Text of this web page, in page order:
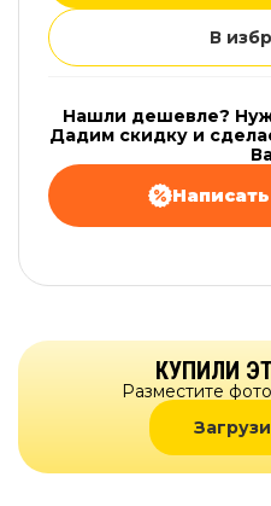
В
Нашли дешевле?
Дадим скидку и
КУПИЛИ
Разместите